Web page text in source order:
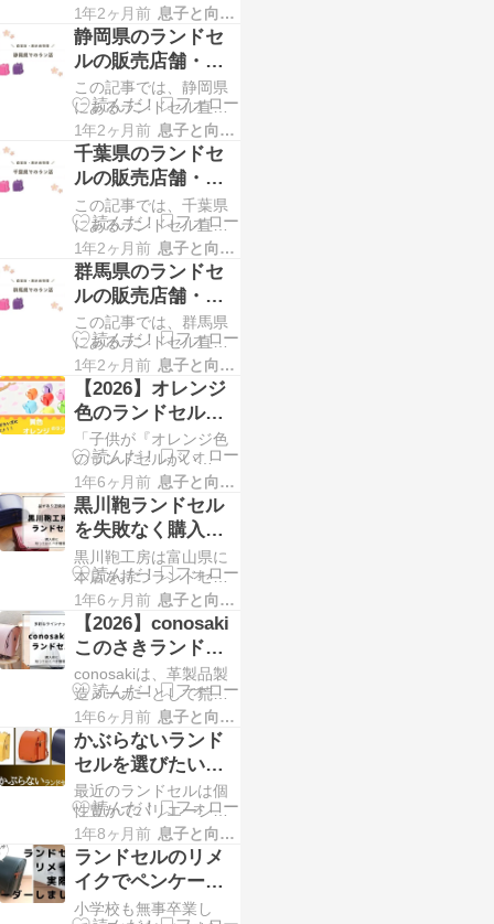
店・販売店舗と実施予
定のランドセル展示会
情報を掲載していま
す。 兵庫県内にお住ま
いの方のラン活で、ラ
ンドセル探しにお困り
の方！お近くでランド
セルを試すことができ
るメーカー・店舗情報
1年2ヶ月前 息子と向き合う！！
静岡県のランドセ
ルの販売店舗・展
示会情報
この記事では、静岡県
にあるランドセル直営
店・販売店舗と実施予
定のランドセル展示会
情報を掲載していま
す。 静岡県内にお住ま
いの方のラン活で、ラ
ンドセル探しにお困り
の方！お近くでランド
セルを試すことができ
るメーカー・店舗情報
1年2ヶ月前 息子と向き合う！！
千葉県のランドセ
ルの販売店舗・展
示会情報
この記事では、千葉県
にあるランドセル直営
店・販売店舗と実施予
定のランドセル展示会
情報を掲載していま
す。 千葉県内にお住ま
いの方のラン活で、ラ
ンドセル探しにお困り
の方！お近くでランド
セルを試すことができ
るメーカー・店舗情報
1年2ヶ月前 息子と向き合う！！
群馬県のランドセ
ルの販売店舗・展
示会情報
この記事では、群馬県
にあるランドセル直営
店・販売店舗と実施予
定のランドセル展示会
情報を掲載していま
す。 群馬県内にお住ま
いの方のラン活で、ラ
ンドセル探しにお困り
の方！お近くでランド
セルを試すことができ
るメーカー・店舗情報
1年2ヶ月前 息子と向き合う！！
【2026】オレンジ
色のランドセルお
すすめを徹底解説
「子供が『オレンジ色
のランドセルがい
い！』って言うけど、
どうなんだろう？」、
「オレンジのランドセ
ルってどこのメーカー
で売ってるの？」この
ようにオレンジ系のラ
ンドセルをお探しの方
がいらっしゃるのでは
ないでしょうか。 ラン
ド
1年6ヶ月前 息子と向き合う！！
黒川鞄ランドセル
を失敗なく購入す
るためにチェック
しておきたいポイ
ント
黒川鞄工房は富山県に
本店を持つランドセル
メーカーです。約125年
の歴史があり代々受け
継がれる伝統製法を守
り、熟練職人が心を込
めて丁寧につくってい
ます。 カラーバリエー
ションが豊富でシンプ
ルデザインが特徴で
す。素材選びへの
1年6ヶ月前 息子と向き合う！！
【2026】conosaki
このさきランドセ
ルの選び方
conosakiは、⾰製品製
造メーカーとして荒川
区に設立した株式会社
榮伸のランドセルブラ
ンドです。 自社工場の
ある福島県南部泉崎村
の春の彩り、夏の香
り、秋の虫の音、冬の
雪景色などの四季折々
の表情あふれる長閑な
日本の原風景
1年6ヶ月前 息子と向き合う！！
かぶらないランド
セルを選びたい方
におすすめをご紹
介します
最近のランドセルは個
性豊かでバリエーショ
ンが豊富なラインナッ
プになってきていま
す。昔と違って、男の
子女の子というしばり
なども気にせず自由に
1年8ヶ月前 息子と向き合う！！
ランドセルのリメ
イクでペンケース
を注文！6年間の思
小学校も無事卒業し